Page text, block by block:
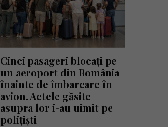
Cinci pasageri blocați pe
un aeroport din România
înainte de îmbarcare în
avion. Actele găsite
asupra lor i-au uimit pe
polițiști